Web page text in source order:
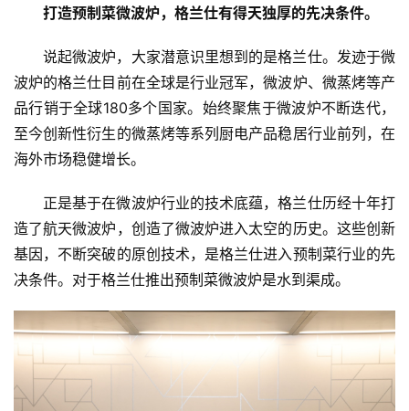
首
页
新
打造预制菜微波炉，格兰仕有得天独厚的先决条件。
说起微波炉，大家潜意识里想到的是格兰仕。发迹于微
波炉的格兰仕目前在全球是行业冠军，微波炉、微蒸烤等产
品行销于全球180多个国家。始终聚焦于微波炉不断迭代，
至今创新性衍生的微蒸烤等系列厨电产品稳居行业前列，在
海外市场稳健增长。
正是基于在微波炉行业的技术底蕴，格兰仕历经十年打
造了航天微波炉，创造了微波炉进入太空的历史。这些创新
基因，不断突破的原创技术，是格兰仕进入预制菜行业的先
决条件。对于格兰仕推出预制菜微波炉是水到渠成。